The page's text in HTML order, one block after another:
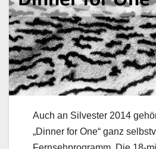
Auch an Silvester 2014
„Dinner for One“ ganz